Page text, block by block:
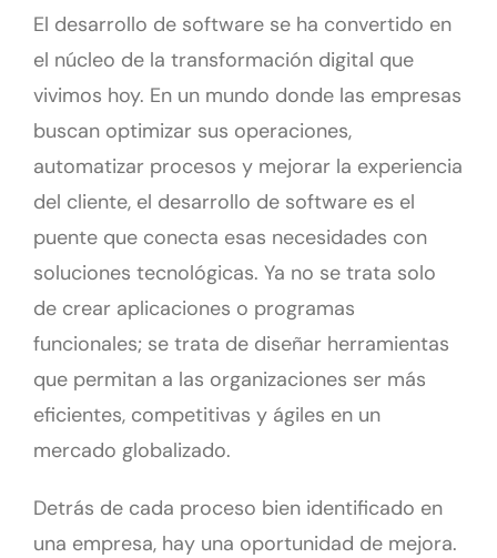
El desarrollo de software se ha convertido en
el núcleo de la transformación digital que
vivimos hoy. En un mundo donde las empresas
buscan optimizar sus operaciones,
automatizar procesos y mejorar la experiencia
del cliente, el desarrollo de software es el
puente que conecta esas necesidades con
soluciones tecnológicas. Ya no se trata solo
de crear aplicaciones o programas
funcionales; se trata de diseñar herramientas
que permitan a las organizaciones ser más
eficientes, competitivas y ágiles en un
mercado globalizado.
Detrás de cada proceso bien identificado en
una empresa, hay una oportunidad de mejora.